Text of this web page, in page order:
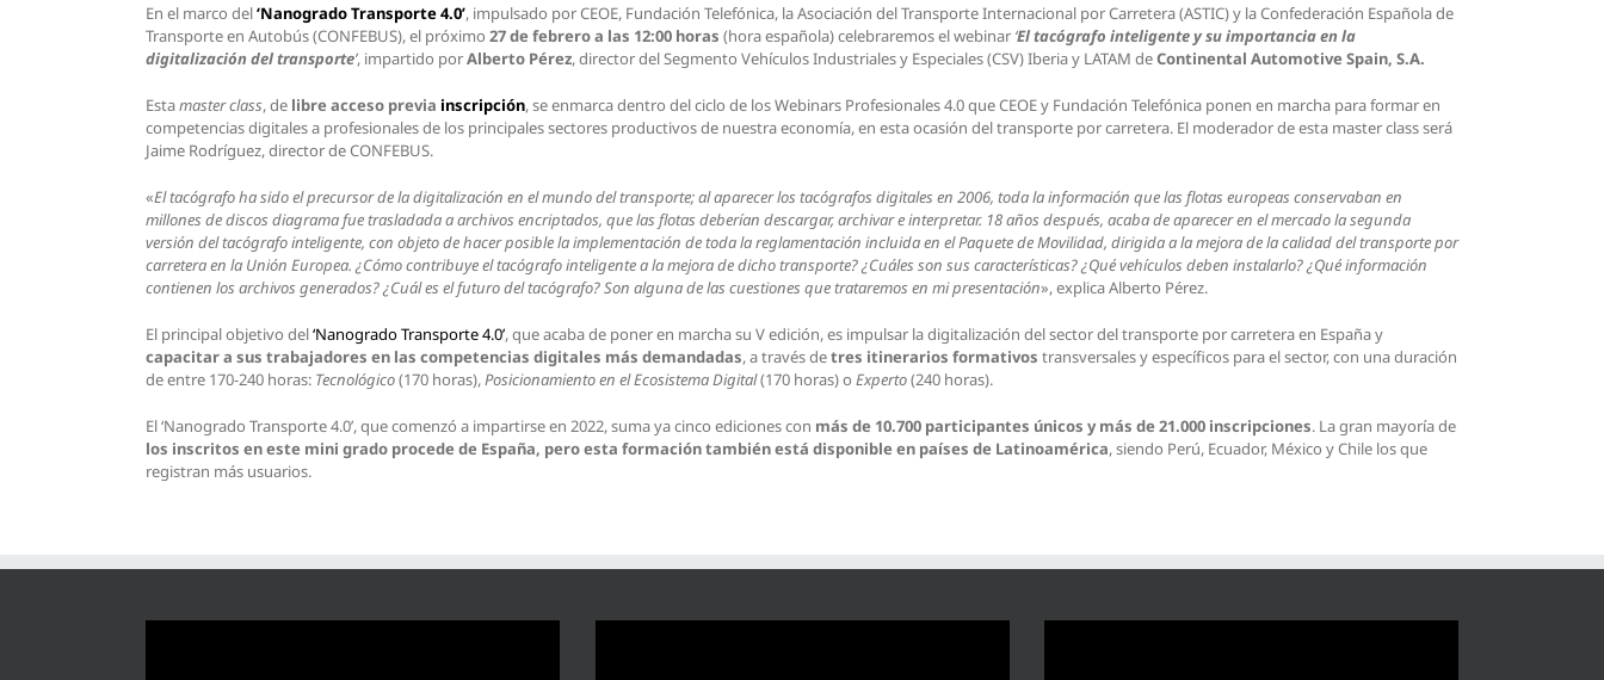
En el marco del‘Nanogrado Transporte 4.0’, impulsado por CEOE, Fundación Telefónica, la Asociación del Transporte Internacional por Carretera (ASTIC) y la Confederación Española de
Transporte en Autobús (CONFEBUS), el próximo 27 de febrero a las 12:00 horas (hora española) celebraremos el webinar ‘El tacógrafo inteligente y su importancia en la
digitalización del transporte’, impartido porAlberto Pérez, director del Segmento Vehículos Industriales y Especiales (CSV) Iberia y LATAM deContinental Automotive Spain, S.A.
Estamaster class, de libre acceso previa inscripción, se enmarca dentro del ciclo de los Webinars Profesionales 4.0 que CEOE y Fundación Telefónica ponen en marcha para formar en
competencias digitales a profesionales de los principales sectores productivos de nuestra economía, en esta ocasión del transporte por carretera. El moderador de esta master class será
Jaime Rodríguez, director de CONFEBUS.
«El tacógrafo ha sido el precursor de la digitalización en el mundo del transporte; al aparecer los tacógrafos digitales en 2006, toda la información que las flotas europeas conservaban en
millones de discos diagrama fue trasladada a archivos encriptados, que las flotas deberían descargar, archivar e interpretar. 18 años después, acaba de aparecer en el mercado la segunda
versión del tacógrafo inteligente, con objeto de hacer posible la implementación de toda la reglamentación incluida en el Paquete de Movilidad, dirigida a la mejora de la calidad del transporte por
carretera en la Unión Europea. ¿Cómo contribuye el tacógrafo inteligente a la mejora de dicho transporte? ¿Cuáles son sus características? ¿Qué vehículos deben instalarlo? ¿Qué información
contienen los archivos generados? ¿Cuál es el futuro del tacógrafo? Son alguna de las cuestiones que trataremos en mi presentación», explica Alberto Pérez.
El principal objetivo del‘Nanogrado Transporte 4.0’, que acaba de poner en marcha su V edición, es impulsar la digitalización del sector del transporte por carretera en España y
capacitar a sus trabajadores en las competencias digitales más demandadas, a través detres itinerarios formativos transversales y específicos para el sector, con una duración
de entre 170-240 horas: Tecnológico(170 horas),Posicionamiento en el Ecosistema Digital(170 horas) o Experto(240 horas).
El ‘Nanogrado Transporte 4.0’, que comenzó a impartirse en 2022, suma ya cinco ediciones con más de 10.700 participantes únicos y más de 21.000 inscripciones. La gran mayoría de
los inscritos en este mini grado procede de España, pero esta formación también está disponible en países de Latinoamérica, siendo Perú, Ecuador, México y Chile los que
registran más usuarios.